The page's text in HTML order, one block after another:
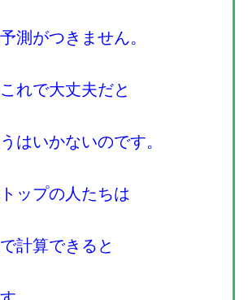
測がつきません。
れで大丈夫だと
はいかないのです。
ップの人たちは
計算できると